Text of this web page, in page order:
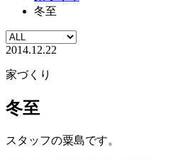
冬至
2014.12.22
家づくり
冬至
スタッフの粟島です。